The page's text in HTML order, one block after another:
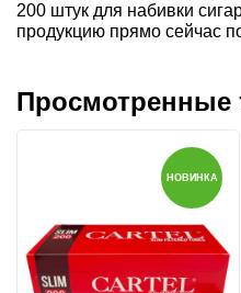
200 штук для набивки
продукцию прямо сейчас
Просмотренные
НОВИНКА